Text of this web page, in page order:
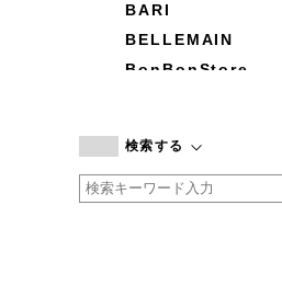
BARI
BELLEMAIN
BonBonStore
by basics
CATWORTH
検索する